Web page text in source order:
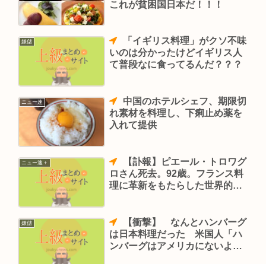
これが貧困国日本だ！！！
嫌儲
いのは分かったけどイギリス人
て普段なに食ってるんだ？？？
ニュー速
れ素材を料理し、下痢止め薬を
入れて提供
ニュー速＋
ロさん死去。92歳。フランス料
理に革新をもたらした世界的シ
嫌儲
は日本料理だった 米国人「ハ
ンバーグはアメリカにないよ、